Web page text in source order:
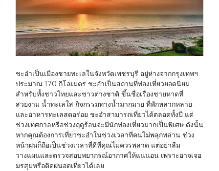
ชะอำเป็นเมืองชายทะเลในจังหวัดเพชรบุรี อยู่ห่างจากกรุงเทพฯ
ประมาณ 170 กิโลเมตร ชะอำเป็นสถานที่ท่องเที่ยวยอดนิยม
สำหรับทั้งชาวไทยและชาวต่างชาติ ขึ้นชื่อเรื่องชายหาดที่
สวยงาม น้ำทะเลใส กิจกรรมทางน้ำมากมาย ที่พักหลากหลาย
และอาหารทะเลสดอร่อย ชะอำสามารถเที่ยวได้ตลอดทั้งปี แต่
ช่วงเทศกาลหรือช่วงฤดูร้อนจะมีนักท่องเที่ยวมากเป็นพิเศษ ดังนั้น
หากคุณต้องการเที่ยวชะอำในช่วงเวลาที่คนไม่พลุกพล่าน ช่วง
หน้าฝนก็ถือเป็นช่วงเวลาที่ดีที่คุณไม่ควรพลาด แต่อย่าลืม
วางแผนและตรวจสอบพยากรณ์อากาศให้แน่นอน เพราะอาจเจอ
มรสุมหรือติดฝนอดเที่ยวได้เลย